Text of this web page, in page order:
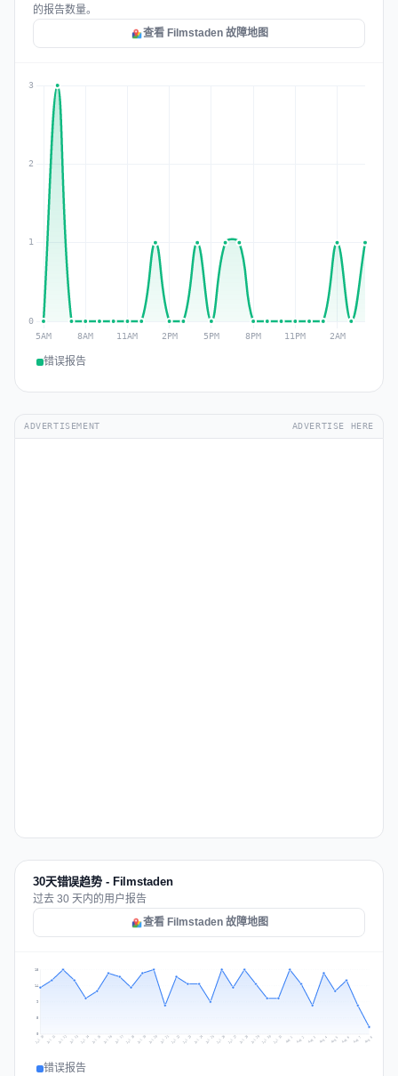
的报告数量。
查看 Filmstaden 故障地图
错误报告
ADVERTISEMENT ADVERTISE HERE
30天错误趋势 - Filmstaden
过去 30 天内的用户报告
查看 Filmstaden 故障地图
9
14
18
Jul 10 Jul 11 Jul 12 Jul 13 Jul 14 Jul 15 Jul 16 Jul 17 Jul 18 Jul 19 Jul 20 Jul 21 Jul 22 Jul 23 Jul 24 Jul 25 Jul 26 Jul 27 Jul 28 Jul 29 Jul 30 Jul 31 Aug 1 Aug 2 Aug 3 Aug 4 Aug 5 Aug 6 Aug 7 Aug 8
错误报告